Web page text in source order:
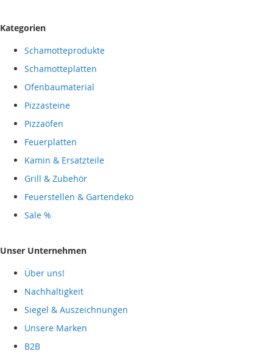
Kategorien
Schamotteprodukte
Schamotteplatten
Ofenbaumaterial
Pizzasteine
Pizzaöfen
Feuerplatten
Kamin & Ersatzteile
Grill & Zubehör
Feuerstellen & Gartendeko
Sale %
Unser Unternehmen
Über uns!
Nachhaltigkeit
Siegel & Auszeichnungen
Unsere Marken
B2B